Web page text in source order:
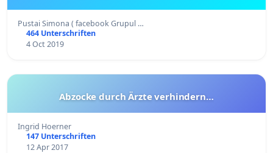
Pustai Simona ( facebook Grupul …
464 Unterschriften
4 Oct 2019
Abzocke durch Ärzte verhindern…
Ingrid Hoerner
147 Unterschriften
12 Apr 2017